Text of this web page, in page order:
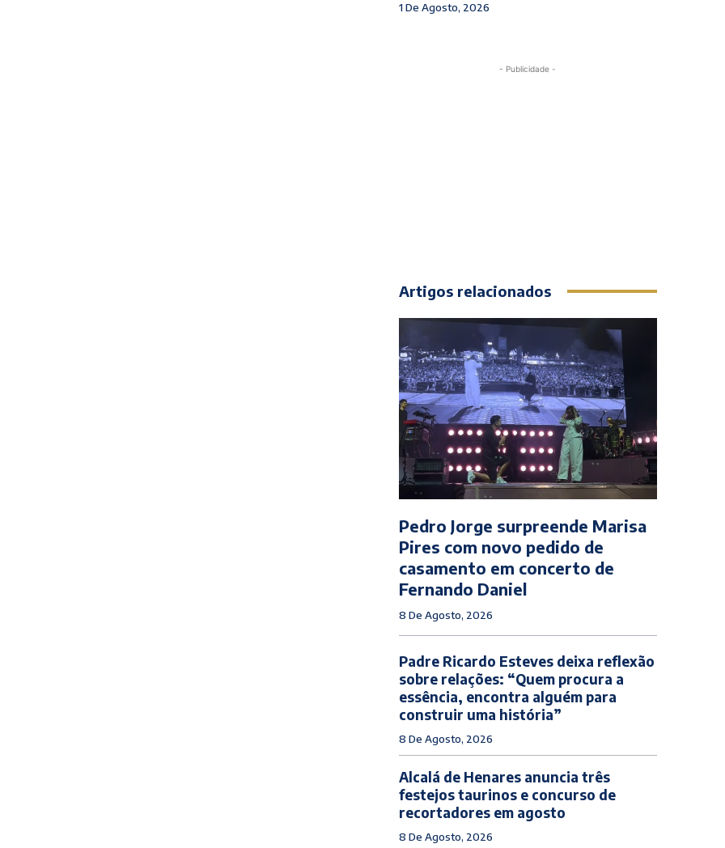
1 De Agosto, 2026
- Publicidade -
Artigos relacionados
Pedro Jorge surpreende Marisa
Pires com novo pedido de
casamento em concerto de
Fernando Daniel
8 De Agosto, 2026
Padre Ricardo Esteves deixa reflexão
sobre relações: “Quem procura a
essência, encontra alguém para
construir uma história”
8 De Agosto, 2026
Alcalá de Henares anuncia três
festejos taurinos e concurso de
recortadores em agosto
8 De Agosto, 2026